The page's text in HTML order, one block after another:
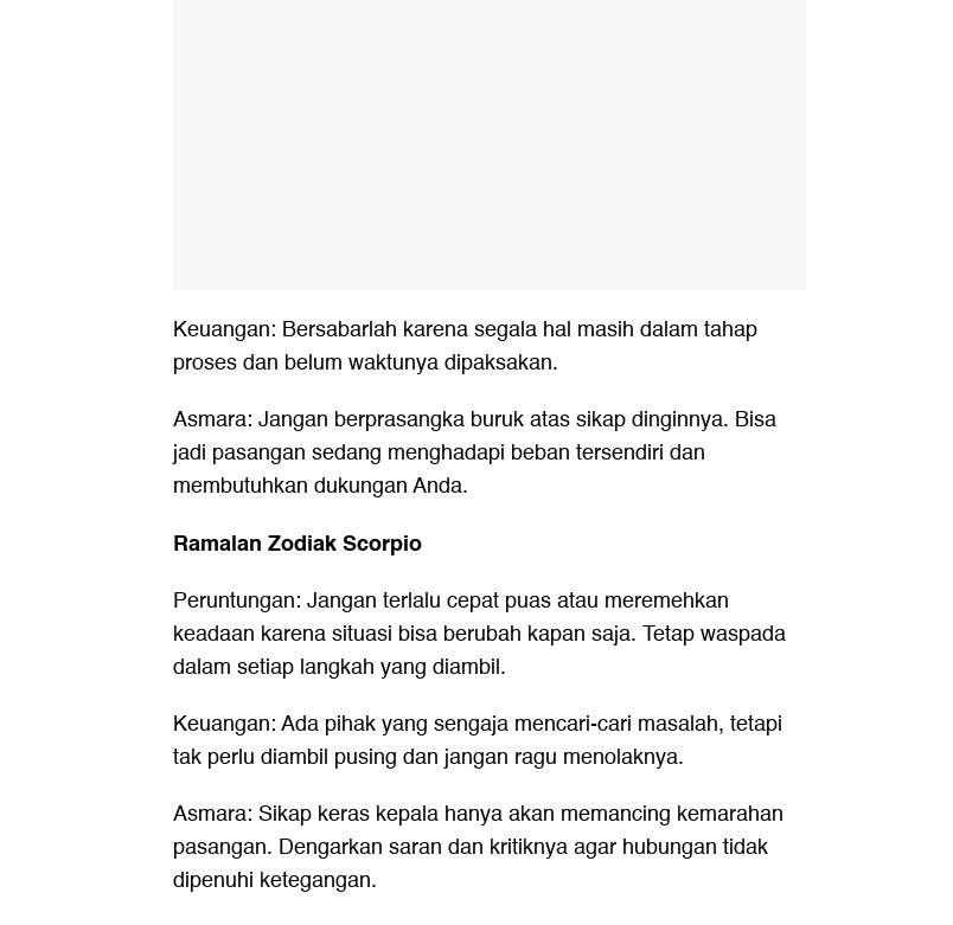
Keuangan: Bersabarlah karena segala hal masih dalam tahap
proses dan belum waktunya dipaksakan.
Asmara: Jangan berprasangka buruk atas sikap dinginnya. Bisa
jadi pasangan sedang menghadapi beban tersendiri dan
membutuhkan dukungan Anda.
Ramalan Zodiak Scorpio
Peruntungan: Jangan terlalu cepat puas atau meremehkan
keadaan karena situasi bisa berubah kapan saja. Tetap waspada
dalam setiap langkah yang diambil.
Keuangan: Ada pihak yang sengaja mencari-cari masalah, tetapi
tak perlu diambil pusing dan jangan ragu menolaknya.
Asmara: Sikap keras kepala hanya akan memancing kemarahan
pasangan. Dengarkan saran dan kritiknya agar hubungan tidak
dipenuhi ketegangan.